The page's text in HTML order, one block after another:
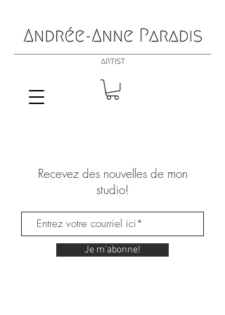
Recevez des nouvelles de mon
studio!
Je m'abonne!